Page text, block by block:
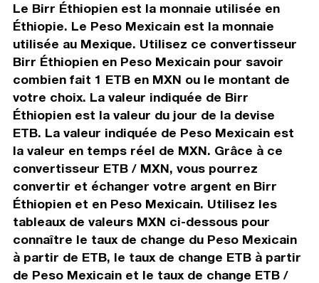
Le Birr Éthiopien est la monnaie utilisée en
Éthiopie. Le Peso Mexicain est la monnaie
utilisée au Mexique. Utilisez ce convertisseur
Birr Éthiopien en Peso Mexicain pour savoir
combien fait 1 ETB en MXN ou le montant de
votre choix. La valeur indiquée de Birr
Éthiopien est la valeur du jour de la devise
ETB. La valeur indiquée de Peso Mexicain est
la valeur en temps réel de MXN. Grâce à ce
convertisseur ETB / MXN, vous pourrez
convertir et échanger votre argent en Birr
Éthiopien et en Peso Mexicain. Utilisez les
tableaux de valeurs MXN ci-dessous pour
connaître le taux de change du Peso Mexicain
à partir de ETB, le taux de change ETB à partir
de Peso Mexicain et le taux de change ETB /